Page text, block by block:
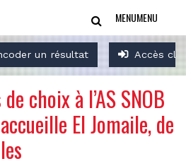
un résultat Accès
MENUMENU
choix à l’AS SNOB
El Jomaile, de